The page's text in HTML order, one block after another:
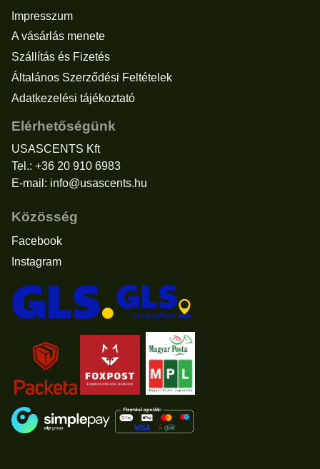
Impresszum
A vásárlás menete
Szállítás és Fizetés
Általános Szerződési Feltételek
Adatkezelési tájékoztató
Elérhetőségünk
USASCENTS Kft
Tel.: +36 20 910 6983
E-mail: info@usascents.hu
Közösség
Facebook
Instagram